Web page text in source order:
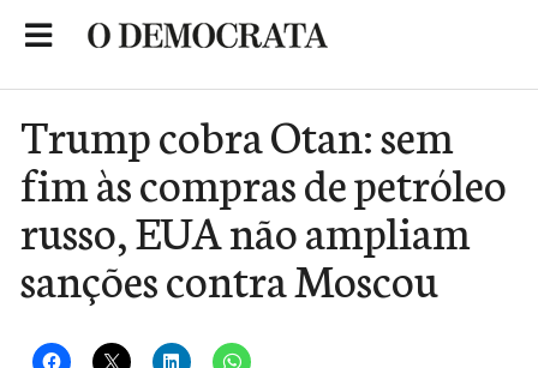
Trump cobra Otan: sem
fim às compras de petróleo
russo, EUA não ampliam
sanções contra Moscou